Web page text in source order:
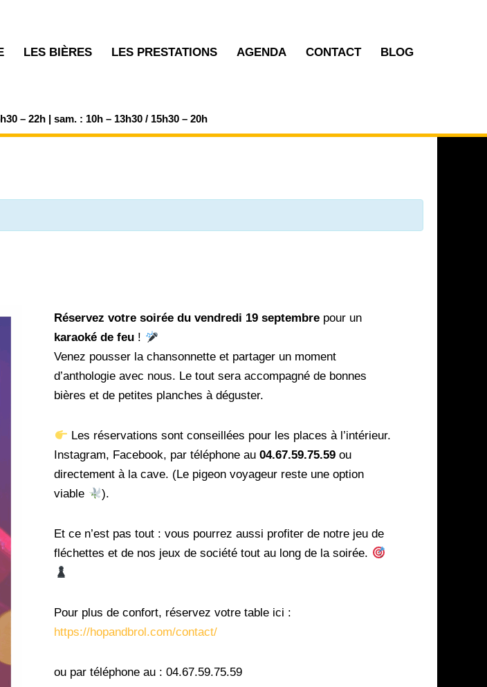
LES BIÈRES LES PRESTATIONS AGENDA CONTACT BLOG
– 22h | sam. : 10h – 13h30 / 15h30 – 20h
Réservez votre soirée du vendredi 19 septembre pour un
karaoké de feu !
Venez pousser la chansonnette et partager un moment
d’anthologie avec nous. Le tout sera accompagné de bonnes
bières et de petites planches à déguster.
Les réservations sont conseillées pour les places à l’intérieur.
Instagram, Facebook, par téléphone au04.67.59.75.59 ou
directement à la cave. (Le pigeon voyageur reste une option
viable
).
Et ce n’est pas tout : vous pourrez aussi profiter de notre jeu de
fléchettes et de nos jeux de société tout au long de la soirée.
Pour plus de confort, réservez votre table ici :
https://hopandbrol.com/contact/
ou par téléphone au : 04.67.59.75.59